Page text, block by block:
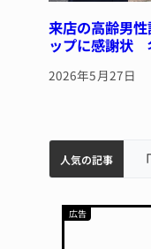
来店の高齢男
ップに感謝状
2026年5月27日
人気の記事
名張市水道料金47％値上げへ 答申案、審議会で大筋まとまる
中学校の陶壁モニュメント 地元建設会社がボランティアで清掃 伊賀名張市立病院のDMAT、熊本地震の被災地へ 能登以来3回目の派遣